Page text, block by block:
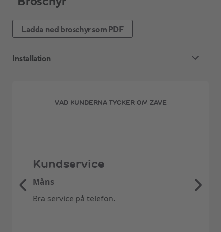
Ladda ned broschyr som PDF
Installation
för Luft-
luftkonditionering i villor och radhus.
För företagsinstallationer, vänligen kontakta
oss på 010-884 49 33.
VAD KUNDERNA TYCKER OM ZAVE
Kundservice
Måns
Bra service på telefon.